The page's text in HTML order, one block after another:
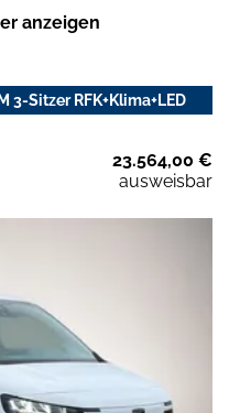
anzeigen
3-Sitzer RFK+Klima+LED
23.564,00 €
ausweisbar